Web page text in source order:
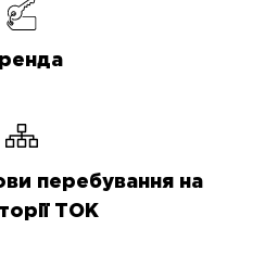
перебування на
ТОК